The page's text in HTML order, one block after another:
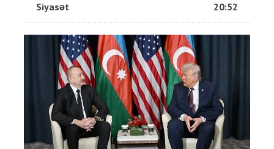
Siyasət 20:52